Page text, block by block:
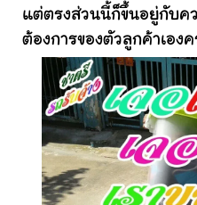
แต่ตรงส่วนนี้ก็ขึ้นอยู่กับค
ต้องการของตัวลูกค้าเอง